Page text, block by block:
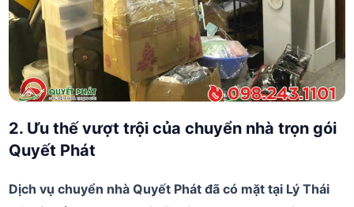
2. Ưu thế vượt trội của chuyển nhà trọn gói
Quyết Phát
Dịch vụ chuyển nhà Quyết Phát đã có mặt tại Lý Thái